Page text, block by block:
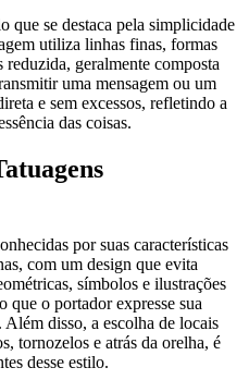
que se destaca pela simplicidade
utiliza linhas finas, formas
reduzida, geralmente composta
uma mensagem ou um
e sem excessos, refletindo a
das coisas.
por suas características
com um design que evita
símbolos e ilustrações
que o portador expresse sua
disso, a escolha de locais
tornozelos e atrás da orelha, é
desse estilo.